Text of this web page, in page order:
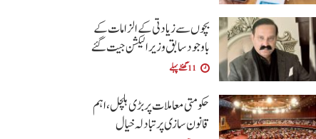
بچوں سے زیادتی کے الزامات کے
باوجود سابق وزیر الیکشن جیت گئے
11 گھنٹے پہلے
حکومتی معاملات پر بڑی ہلچل ،اہم
قانون سازی پر تبادلہ خیال